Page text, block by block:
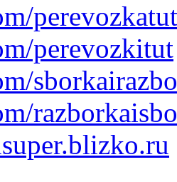
perevozkatut
perevozkitut